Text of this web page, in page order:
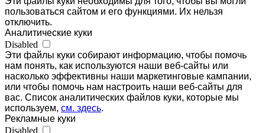
пользоваться сайтом и его функциями. Их нельзя
отключить.
Аналитические куки
Disabled
Эти файлы куки собирают информацию, чтобы помочь
нам понять, как используются наши веб-сайты или
насколько эффективны наши маркетинговые кампании,
или чтобы помочь нам настроить наши веб-сайты для
вас. Список аналитических файлов куки, которые мы
используем, см. здесь.
Рекламные куки
Disabled